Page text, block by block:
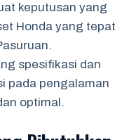
keputusan yang
Honda yang tepat
spesifikasi dan
pada pengalaman
optimal.